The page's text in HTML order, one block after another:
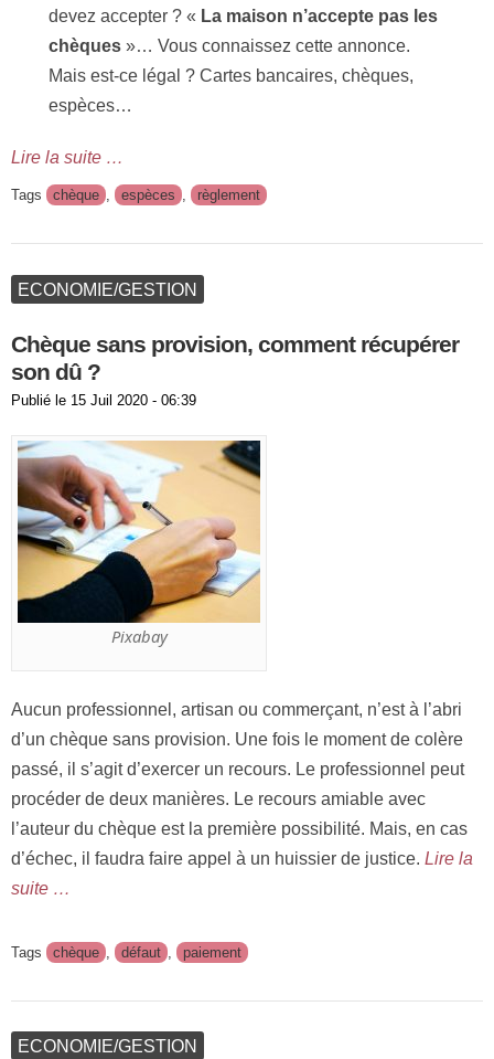
devez accepter ? « La maison n’accepte pas les
chèques »… Vous connaissez cette annonce.
Mais est-ce légal ? Cartes bancaires, chèques,
espèces…
Lire la suite …
Tags chèque , espèces , règlement
ECONOMIE/GESTION
Chèque sans provision, comment récupérer
son dû ?
Publié le 15 Juil 2020 - 06:39
Pixabay
Aucun professionnel, artisan ou commerçant, n’est à l’abri
d’un chèque sans provision. Une fois le moment de colère
passé, il s’agit d’exercer un recours. Le professionnel peut
procéder de deux manières. Le recours amiable avec
l’auteur du chèque est la première possibilité. Mais, en cas
d’échec, il faudra faire appel à un huissier de justice. Lire la
suite …
Tags chèque défaut paiement
ECONOMIE/GESTION